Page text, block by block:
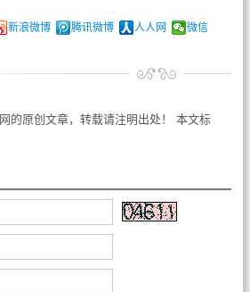
新浪微博 腾讯微博 人人网 微信
的原创文章，转载请注明出处！ 本文标